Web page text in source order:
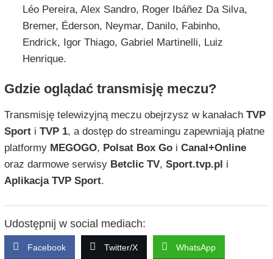
Léo Pereira, Alex Sandro, Roger Ibáñez Da Silva,
Bremer, Éderson, Neymar, Danilo, Fabinho,
Endrick, Igor Thiago, Gabriel Martinelli, Luiz
Henrique.
Gdzie oglądać transmisję meczu?
Transmisję telewizyjną meczu obejrzysz w kanałach TVP
Sporti TVP 1, a dostęp do streamingu zapewniają płatne
platformy MEGOGO, Polsat Box Goi Canal+Online
oraz darmowe serwisy Betclic TV, Sport.tvp.pl i
Aplikacja TVP Sport.
Udostępnij w social mediach:
Facebook Twitter/X WhatsApp